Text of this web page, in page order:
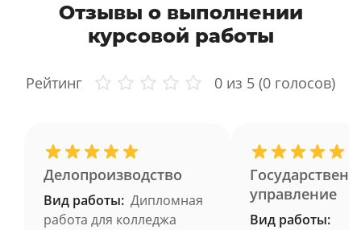
Отзывы о выполнении
курсовой работы
Рейтинг 0 из 5 (0 голосов)
Делопроизводство
Вид работы: Дипломная
работа для колледжа
управление
Вид работы: